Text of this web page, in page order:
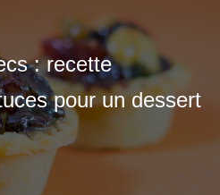
: recette
pour un dessert